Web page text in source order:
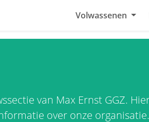
Volwassenen
van Max Ernst GGZ.
over onze